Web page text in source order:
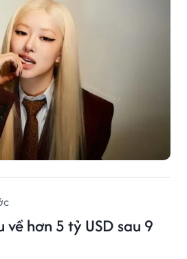
hơn 5 tỷ USD sau 9